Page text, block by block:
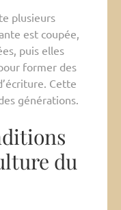
plusieurs
est coupée,
puis elles
former des
Cette
générations.
du